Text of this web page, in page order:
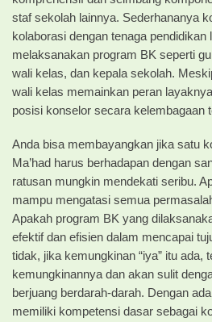
staf sekolah lainnya. Sederhananya
kolaborasi dengan tenaga pendidikan
melaksanakan program BK seperti
wali kelas, dan kepala sekolah.
wali kelas memainkan peran
posisi konselor secara kelembagaan
Anda bisa membayangkan jika satu
Ma’had harus berhadapan dengan
ratusan mungkin mendekati seribu.
mampu mengatasi semua
Apakah program BK yang
efektif dan efisien dalam mencapai
tidak, jika kemungkinan “iya” itu ada,
kemungkinannya dan akan sulit
berjuang berdarah-darah. Dengan
memiliki kompetensi dasar sebagai